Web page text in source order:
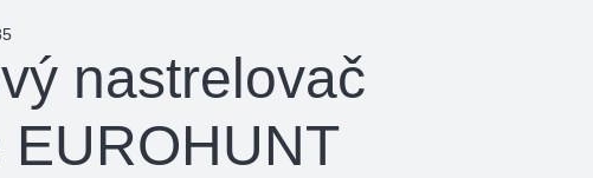
nastrelovač
EUROHUNT